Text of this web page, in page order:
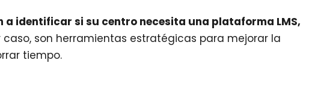
a identificar si su centro necesita una plataforma LMS,
caso, son herramientas estratégicas para mejorar la
tiempo.